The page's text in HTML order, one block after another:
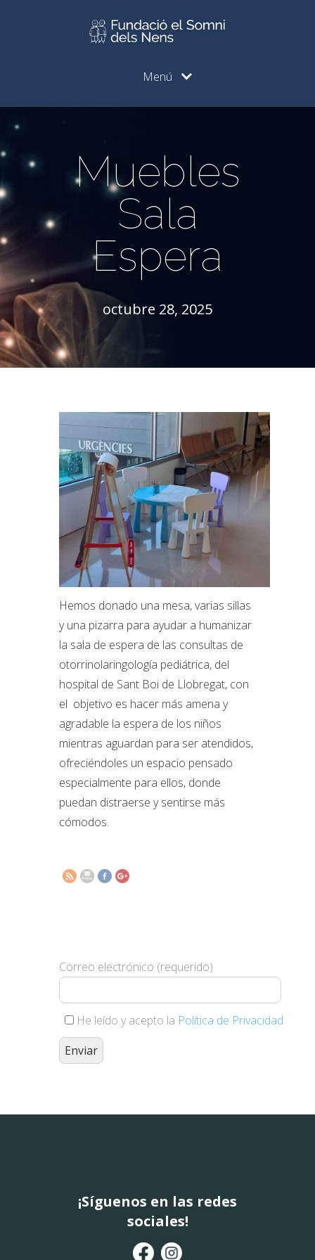
Menú
Muebles
Sala
Espera
octubre 28, 2025
Hemos donado una mesa, varias sillas
y una pizarra para ayudar a humanizar
la sala de espera de las consultas de
otorrinolaringología pediátrica, del
hospital de Sant Boi de Llobregat, con
el objetivo es hacer más amena y
agradable la espera de los niños
mientras aguardan para ser atendidos,
ofreciéndoles un espacio pensado
especialmente para ellos, donde
puedan distraerse y sentirse más
cómodos.http://www.elsomnidelsnens.org/2025/10/
Correo electrónico (requerido)
He leído y acepto la Política de Privacidad
¡Síguenos en las redes
sociales!